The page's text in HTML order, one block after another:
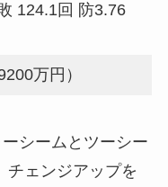
124.1回 防3.76
万円）
シームとツーシー
チェンジアップを